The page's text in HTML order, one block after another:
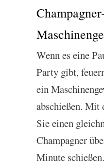
Wenn es eine
Party gibt,
ein
abschießen. Mit
Sie einen
Champagner
Minute schießen.